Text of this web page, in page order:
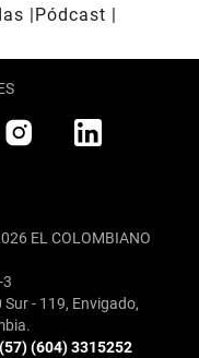
Pódcast
EL COLOMBIANO
3
Sur - 119, Envigado,
(57) (604) 3315252